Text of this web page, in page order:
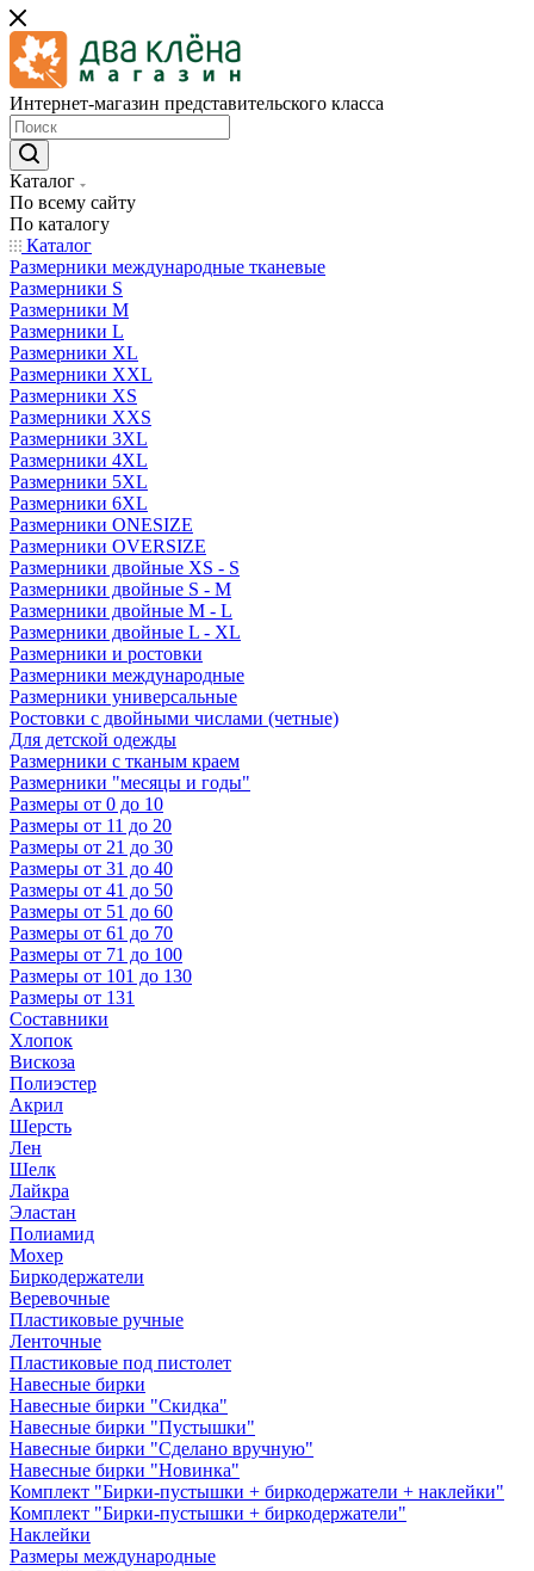
Интернет-магазин представительского класса
Каталог
По всему сайту
По каталогу
Каталог
Размерники международные тканевые
Размерники S
Размерники M
Размерники L
Размерники XL
Размерники XXL
Размерники XS
Размерники XXS
Размерники 3XL
Размерники 4XL
Размерники 5XL
Размерники 6XL
Размерники ONESIZE
Размерники OVERSIZE
Размерники двойные XS - S
Размерники двойные S - M
Размерники двойные M - L
Размерники двойные L - XL
Размерники и ростовки
Размерники международные
Размерники универсальные
Ростовки с двойными числами (четные)
Для детской одежды
Размерники с тканым краем
Размерники "месяцы и годы"
Размеры от 0 до 10
Размеры от 11 до 20
Размеры от 21 до 30
Размеры от 31 до 40
Размеры от 41 до 50
Размеры от 51 до 60
Размеры от 61 до 70
Размеры от 71 до 100
Размеры от 101 до 130
Размеры от 131
Составники
Хлопок
Вискоза
Полиэстер
Акрил
Шерсть
Лен
Шелк
Лайкра
Эластан
Полиамид
Мохер
Биркодержатели
Веревочные
Пластиковые ручные
Ленточные
Пластиковые под пистолет
Навесные бирки
Навесные бирки "Скидка"
Навесные бирки "Пустышки"
Навесные бирки "Сделано вручную"
Навесные бирки "Новинка"
Комплект "Бирки-пустышки + биркодержатели + наклейки"
Комплект "Бирки-пустышки + биркодержатели"
Наклейки
Размеры международные